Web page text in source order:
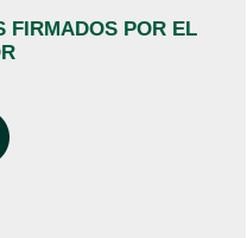
FIRMADOS POR EL